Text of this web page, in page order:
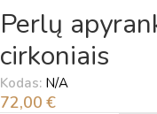
Perlų
cirkoniais
Kodas: N/A
72,00 €